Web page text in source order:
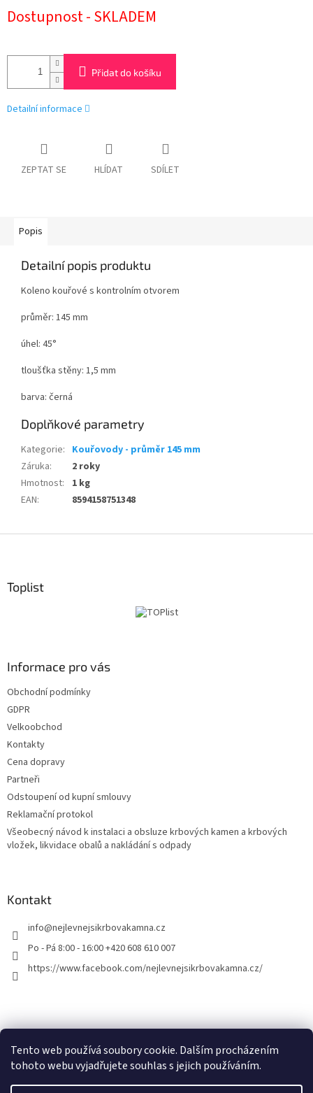
Tento web používá soubory cookie. Dalším procházením
tohoto webu vyjadřujete souhlas s jejich používáním.
cena:
Dostupnost - SKLADEM
Přidat do košíku
Detailní informace
ZEPTAT SE HLÍDAT SDÍLET
Popis
Detailní popis produktu
Koleno kouřové s kontrolním otvorem
průměr: 145 mm
úhel: 45°
tloušťka stěny: 1,5 mm
barva: černá
Doplňkové parametry
Kategorie: Kouřovody - průměr 145 mm
Záruka:
2 roky
Hmotnost:
1 kg
EAN: 8594158751348
Toplist
Informace pro vás
Obchodní podmínky
GDPR
Velkoobchod
Kontakty
Cena dopravy
Partneři
Odstoupení od kupní smlouvy
Reklamační protokol
Všeobecný návod k instalaci a obsluze krbových kamen a krbových
vložek, likvidace obalů a nakládání s odpady
Kontakt
info@nejlevnejsikrbovakamna.cz
Po - Pá 8:00 - 16:00 +420 608 610 007
https://www.facebook.com/nejlevnejsikrbovakamna.cz/